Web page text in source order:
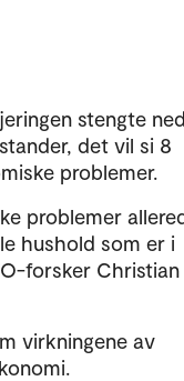
stengte
det vil si 8
problemer.
problemer
hushold som er i
forsker Christian
virkningene av